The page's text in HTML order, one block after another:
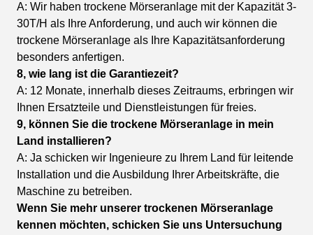
A: Wir haben trockene Mörseranlage mit der Kapazität 3-
30T/H als Ihre Anforderung, und auch wir können die
trockene Mörseranlage als Ihre Kapazitätsanforderung
besonders anfertigen.
8, wie lang ist die Garantiezeit?
A: 12 Monate, innerhalb dieses Zeitraums, erbringen wir
Ihnen Ersatzteile und Dienstleistungen für freies.
9, können Sie die trockene Mörseranlage in mein
Land installieren?
A: Ja schicken wir Ingenieure zu Ihrem Land für leitende
Installation und die Ausbildung Ihrer Arbeitskräfte, die
Maschine zu betreiben.
Wenn Sie mehr unserer trockenen Mörseranlage
kennen möchten, schicken Sie uns Untersuchung